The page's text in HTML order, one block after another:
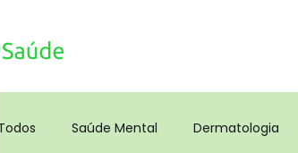
Saúde Mental Dermatologia